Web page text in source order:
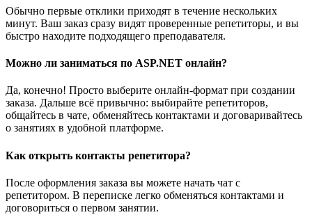
Обычно первые отклики приходят в течение нескольких
минут. Ваш заказ сразу видят проверенные репетиторы, и вы
быстро находите подходящего преподавателя.
Можно ли заниматься по ASP.NET онлайн?
Да, конечно! Просто выберите онлайн-формат при создании
заказа. Дальше всё привычно: выбирайте репетиторов,
общайтесь в чате, обменяйтесь контактами и договаривайтесь
о занятиях в удобной платформе.
Как открыть контакты репетитора?
После оформления заказа вы можете начать чат с
репетитором. В переписке легко обменяться контактами и
договориться о первом занятии.